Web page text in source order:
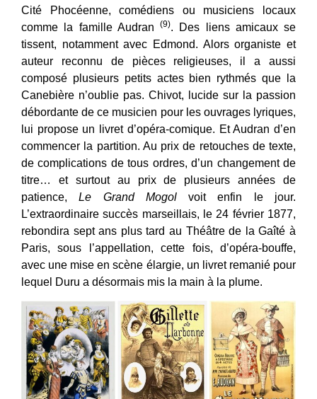
Cité Phocéenne, comédiens ou musiciens locaux
comme la famille Audran
(9). Des liens amicaux se
tissent, notamment avec Edmond. Alors organiste et
auteur reconnu de pièces religieuses, il a aussi
composé plusieurs petits actes bien rythmés que la
Canebière n’oublie pas. Chivot, lucide sur la passion
débordante de ce musicien pour les ouvrages lyriques,
lui propose un livret d’opéra-comique. Et Audran d’en
commencer la partition. Au prix de retouches de texte,
de complications de tous ordres, d’un changement de
titre… et surtout au prix de plusieurs années de
patience,Le Grand Mogolvoit enfin le jour.
L’extraordinaire succès marseillais, le 24 février 1877,
rebondira sept ans plus tard au Théâtre de la Gaîté à
Paris, sous l’appellation, cette fois, d’opéra-bouffe,
avec une mise en scène élargie, un livret remanié pour
lequel Duru a désormais mis la main à la plume.